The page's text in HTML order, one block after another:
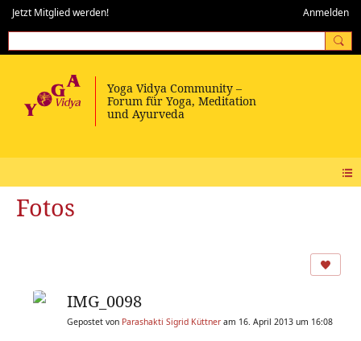
Jetzt Mitglied werden! Anmelden
Fotos
IMG_0098
Gepostet von Parashakti Sigrid Küttner am 16. April 2013 um 16:08